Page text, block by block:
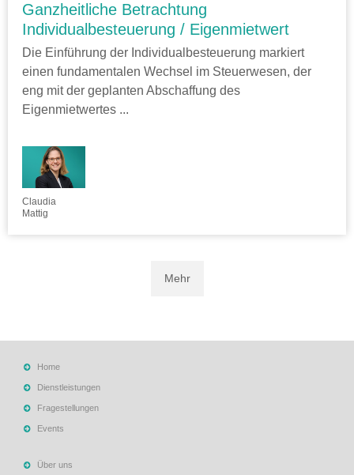
Ganzheitliche Betrachtung
Individualbesteuerung / Eigenmietwert
Die Einführung der Individualbesteuerung markiert
einen fundamentalen Wechsel im Steuerwesen, der
eng mit der geplanten Abschaffung des
Eigenmietwertes ...
Claudia
Mattig
Mehr
Home
Dienstleistungen
Fragestellungen
Events
Über uns